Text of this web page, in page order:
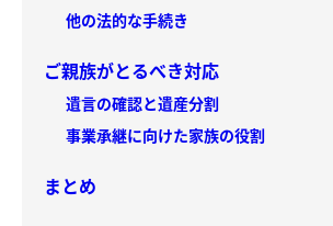
他の法的な手続き
ご親族がとるべき対応
遺言の確認と遺産分割
事業承継に向けた家族の役割
まとめ